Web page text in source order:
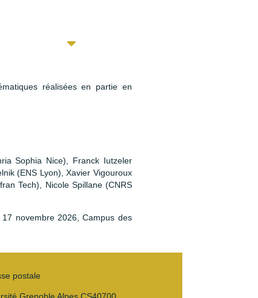
réalisées en partie en
Sophia Nice), Franck Iutzeler
(ENS Lyon), Xavier Vigouroux
Tech), Nicole Spillane (CNRS
17 novembre 2026, Campus des
postale
Grenoble Alpes CS40700